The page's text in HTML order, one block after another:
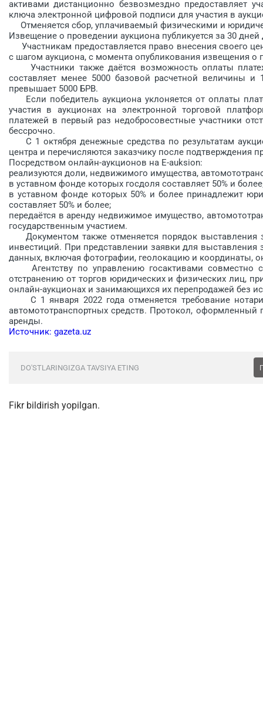
активами дистанционно безвозмездно предоставляет
ключа электронной цифровой подписи для участия в
Отменяется сбор, уплачиваемый физическими и
Извещение о проведении аукциона публикуется за 30
Участникам предоставляется право внесения своего
с шагом аукциона, с момента опубликования извещения о
Участники также даётся возможность оплаты
составляет менее 5000 базовой расчетной величины
превышает 5000 БРВ.
Если победитель аукциона уклоняется от оплаты
участия в аукционах на электронной торговой
платежей в первый раз недобросовестные участники
бессрочно.
С 1 октября денежные средства по результатам
центра и перечисляются заказчику после подтверждения
Посредством онлайн-аукционов на E-auksion:
реализуются доли, недвижимого имущества,
в уставном фонде которых госдоля составляет 50% и
в уставном фонде которых 50% и более принадлежит
составляет 50% и более;
передаётся в аренду недвижимое имущество,
государственным участием.
Документом также отменяется порядок выставления
инвестиций. При представлении заявки для
данных, включая фотографии, геолокацию и координаты,
Агентству по управлению госактивами совместно
отстранению от торгов юридических и физических лиц,
онлайн-аукционах и занимающихся их перепродажей без
С 1 января 2022 года отменяется требование
автомототранспортных средств. Протокол, оформленный
аренды.
Источник: gazeta.uz
DO'STLARINGIZGA TAVSIYA ETING
Fikr bildirish yopilgan.